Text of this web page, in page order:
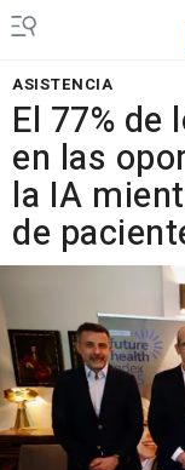
ASISTENCIA
El 77%
en las
la IA
de